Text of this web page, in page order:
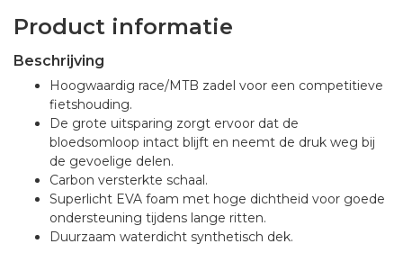
Product informatie
Beschrijving
Hoogwaardig race/MTB zadel voor een competitieve
fietshouding.
De grote uitsparing zorgt ervoor dat de
bloedsomloop intact blijft en neemt de druk weg bij
de gevoelige delen.
Carbon versterkte schaal.
Superlicht EVA foam met hoge dichtheid voor goede
ondersteuning tijdens lange ritten.
Duurzaam waterdicht synthetisch dek.